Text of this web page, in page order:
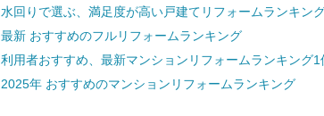
水回りで選ぶ、満足度が高い戸建てリフォームランキン
最新 おすすめのフルリフォームランキング
利用者おすすめ、最新マンションリフォームランキング1
2025年 おすすめのマンションリフォームランキング